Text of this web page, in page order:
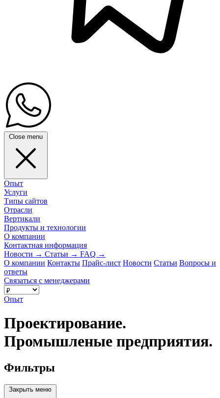
Close menu
Опыт
Услуги
Типы сайтов
Отрасли
Вертикали
Продукты и технологии
О компании
Контактная информация
Новости → Статьи → FAQ →
О компании Контакты Прайс-лист Новости Статьи Вопросы и
ответы
Связаться с менеджерами
Опыт
Проектирование.
Промышленые предприятия.
Фильтры
Закрыть меню